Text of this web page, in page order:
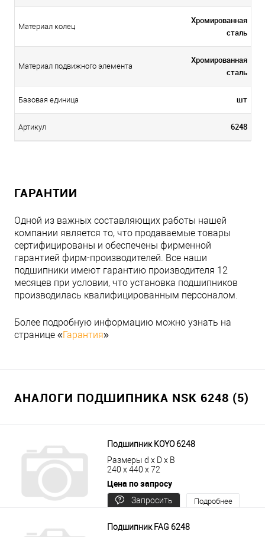
Материал колец
Хромированная
сталь
Материал подвижного элемента
Хромированная
сталь
Базовая единица шт
Артикул 6248
ГАРАНТИИ
Одной из важных составляющих работы нашей
компании является то, что продаваемые товары
сертифицированы и обеспечены фирменной
гарантией фирм-производителей. Все наши
подшипники имеют гарантию производителя 12
месяцев при условии, что установка подшипников
производилась квалифицированным персоналом.
Более подробную информацию можно узнать на
странице «Гарантия»
АНАЛОГИ ПОДШИПНИКА NSK 6248 (5)
Подшипник KOYO 6248
Размеры d x D x B
240 x 440 x 72
Цена по запросу
Запросить
Подробнее
Подшипник FAG 6248